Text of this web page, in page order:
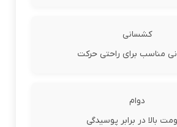
کشسانی
مناسب برای راحتی حرکت
دوام
بالا در برابر پوسیدگی